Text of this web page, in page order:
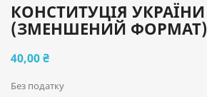
КОНСТИТУЦІЯ УКРАЇНИ
(ЗМЕНШЕНИЙ ФОРМАТ)
40,00 ₴
Без податку